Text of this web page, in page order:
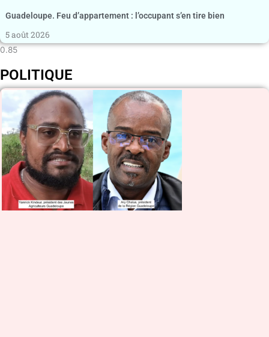
Guadeloupe. Feu d’appartement : l’occupant s’en tire bien
5 août 2026
POLITIQUE